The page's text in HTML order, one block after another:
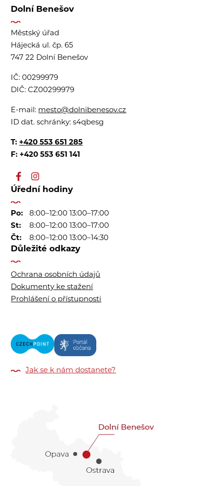
Dolní Benešov
Městský úřad
Hájecká ul. čp. 65
747 22 Dolní Benešov
IČ:00299979
DIČ:CZ00299979
E-mail: mesto@dolnibenesov.cz
ID dat. schránky:s4qbesg
T: +420 553 651 285
F: +420 553 651 141
Úřední hodiny
Po:
8:00–12:00 13:00–17:00
St:
8:00–12:00 13:00–17:00
Čt:
8:00–12:00 13:00–14:30
Důležité odkazy
Ochrana osobních údajů
Dokumenty ke stažení
Prohlášení o přístupnosti
Jak se k nám dostanete?